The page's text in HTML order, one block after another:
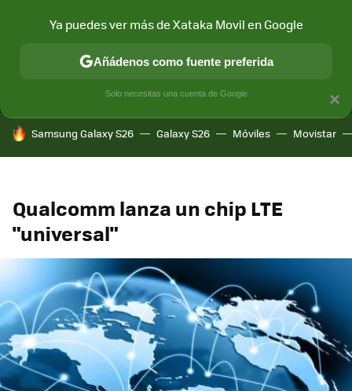
MÓVIL Y SOCIEDAD APLICACIONES
HOY SE HABLA DE
Samsung Galaxy S26 Galaxy S26 Móviles Movistar
Qualcomm lanza un chip LTE
"universal"
×
Ya puedes ver más de Xataka Movil en Google
Añádenos como fuente preferida
Solo necesitas una cuenta de Google